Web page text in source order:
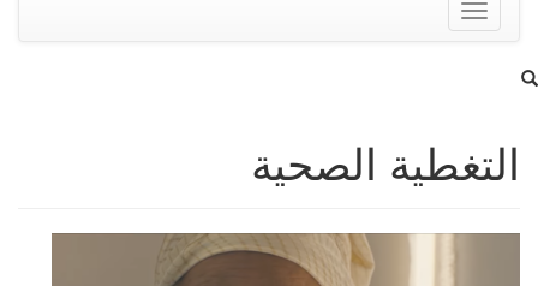
Toggle
navigation
التغطية الصحية